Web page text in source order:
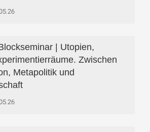
| Utopien,
Zwischen
Metapolitik und